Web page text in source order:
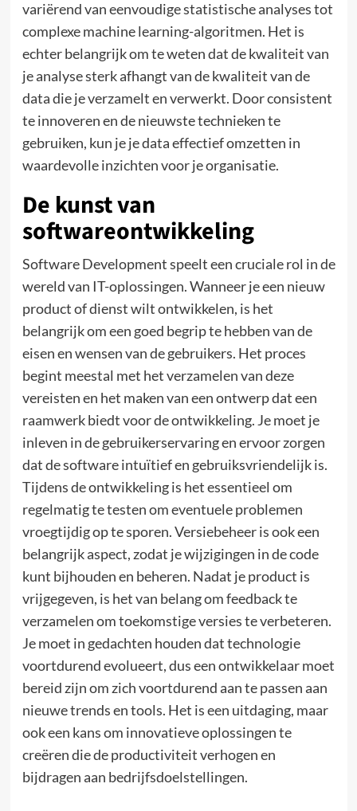
variërend van eenvoudige statistische analyses tot
complexe machine learning-algoritmen. Het is
echter belangrijk om te weten dat de kwaliteit van
je analyse sterk afhangt van de kwaliteit van de
data die je verzamelt en verwerkt. Door consistent
te innoveren en de nieuwste technieken te
gebruiken, kun je je data effectief omzetten in
waardevolle inzichten voor je organisatie.
De kunst van
softwareontwikkeling
Software Development speelt een cruciale rol in de
wereld van IT-oplossingen. Wanneer je een nieuw
product of dienst wilt ontwikkelen, is het
belangrijk om een goed begrip te hebben van de
eisen en wensen van de gebruikers. Het proces
begint meestal met het verzamelen van deze
vereisten en het maken van een ontwerp dat een
raamwerk biedt voor de ontwikkeling. Je moet je
inleven in de gebruikerservaring en ervoor zorgen
dat de software intuïtief en gebruiksvriendelijk is.
Tijdens de ontwikkeling is het essentieel om
regelmatig te testen om eventuele problemen
vroegtijdig op te sporen. Versiebeheer is ook een
belangrijk aspect, zodat je wijzigingen in de code
kunt bijhouden en beheren. Nadat je product is
vrijgegeven, is het van belang om feedback te
verzamelen om toekomstige versies te verbeteren.
Je moet in gedachten houden dat technologie
voortdurend evolueert, dus een ontwikkelaar moet
bereid zijn om zich voortdurend aan te passen aan
nieuwe trends en tools. Het is een uitdaging, maar
ook een kans om innovatieve oplossingen te
creëren die de productiviteit verhogen en
bijdragen aan bedrijfsdoelstellingen.